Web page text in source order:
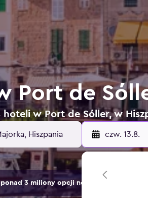
Port de
w Port de Sóller, w
czw. 13.8.
3 miliony opcji noclegów.